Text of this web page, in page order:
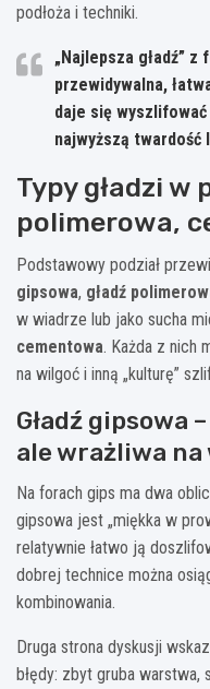
podłoża i techniki.
„Najlepsza gładź”
przewidywalna,
daje się
najwyższą twardość
Typy gładzi
polimerowa,
Podstawowy podział
gipsowa, gładź
w wiadrze lub jako sucha
cementowa. Każda z nich
na wilgoć i inną „kulturę”
Gładź gipsowa
ale wrażliwa
Na forach gips ma dwa
gipsowa jest „miękka w
relatywnie łatwo ją
dobrej technice można
kombinowania.
Druga strona dyskusji
błędy: zbyt gruba warstwa,